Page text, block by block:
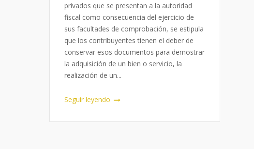
privados que se presentan a la autoridad
fiscal como consecuencia del ejercicio de
sus facultades de comprobación, se estipula
que los contribuyentes tienen el deber de
conservar esos documentos para demostrar
la adquisición de un bien o servicio, la
realización de un...
Seguir leyendo